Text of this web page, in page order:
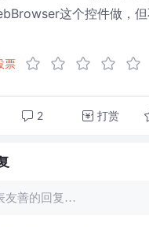
这个控件做，
票
2 打赏
友善的回复…